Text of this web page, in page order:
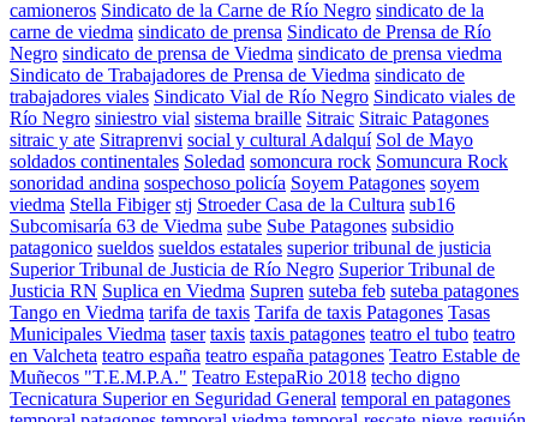
camioneros Sindicato de la Carne de Río Negro sindicato de la
carne de viedma sindicato de prensa Sindicato de Prensa de Río
Negro sindicato de prensa de Viedma sindicato de prensa viedma
Sindicato de Trabajadores de Prensa de Viedma sindicato de
trabajadores viales Sindicato Vial de Río Negro Sindicato viales de
Río Negro siniestro vial sistema braille Sitraic Sitraic Patagones
sitraic y ate Sitraprenvi social y cultural Adalquí Sol de Mayo
soldados continentales Soledad somoncura rock Somuncura Rock
sonoridad andina sospechoso policía Soyem Patagones soyem
viedma Stella Fibiger stj Stroeder Casa de la Cultura sub16
Subcomisaría 63 de Viedma sube Sube Patagones subsidio
patagonico sueldos sueldos estatales superior tribunal de justicia
Superior Tribunal de Justicia de Río Negro Superior Tribunal de
Justicia RN Suplica en Viedma Supren suteba feb suteba patagones
Tango en Viedma tarifa de taxis Tarifa de taxis Patagones Tasas
Municipales Viedma taser taxis taxis patagones teatro el tubo teatro
en Valcheta teatro españa teatro españa patagones Teatro Estable de
Muñecos "T.E.M.P.A." Teatro EstepaRio 2018 techo digno
Tecnicatura Superior en Seguridad General temporal en patagones